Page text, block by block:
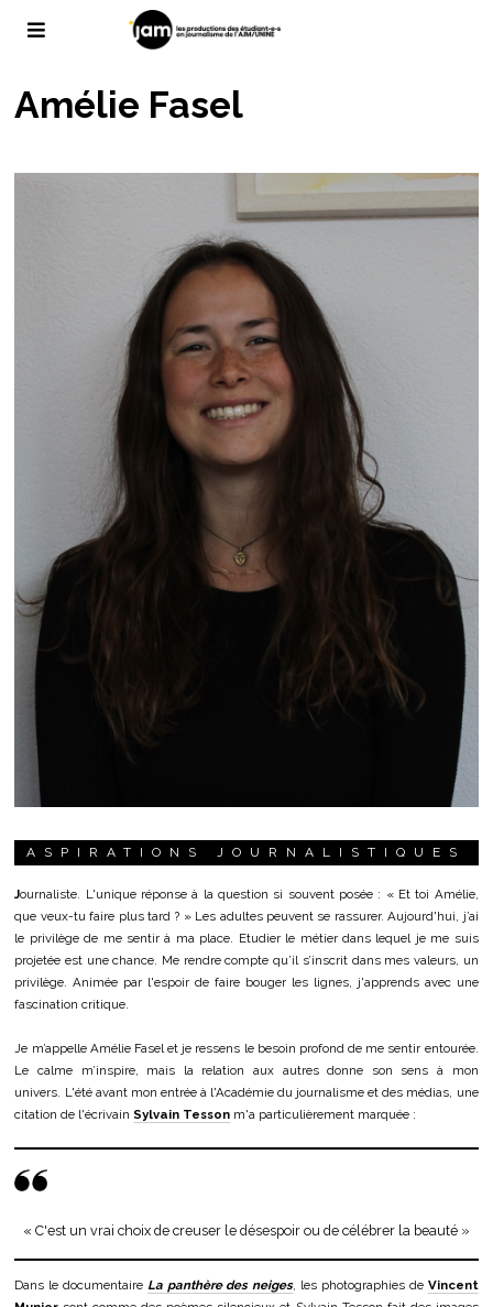
Amélie Fasel
ASPIRATIONS JOURNALISTIQUES
Journaliste. L'unique réponse à la question si souvent posée : « Et toi Amélie,
que veux-tu faire plus tard ? » Les adultes peuvent se rassurer. Aujourd'hui, j’ai
le privilège de me sentir à ma place. Etudier le métier dans lequel je me suis
projetée est une chance. Me rendre compte qu’il s’inscrit dans mes valeurs, un
privilège. Animée par l'espoir de faire bouger les lignes, j'apprends avec une
fascination critique.
Je m’appelle Amélie Fasel et je ressens le besoin profond de me sentir entourée.
Le calme m’inspire, mais la relation aux autres donne son sens à mon
univers. L'été avant mon entrée à l'Académie du journalisme et des médias, une
citation de l'écrivain Sylvain Tesson m'a particulièrement marquée :
« C'est un vrai choix de creuser le désespoir ou de célébrer la beauté »
Dans le documentaire La panthère des neiges, les photographies de Vincent